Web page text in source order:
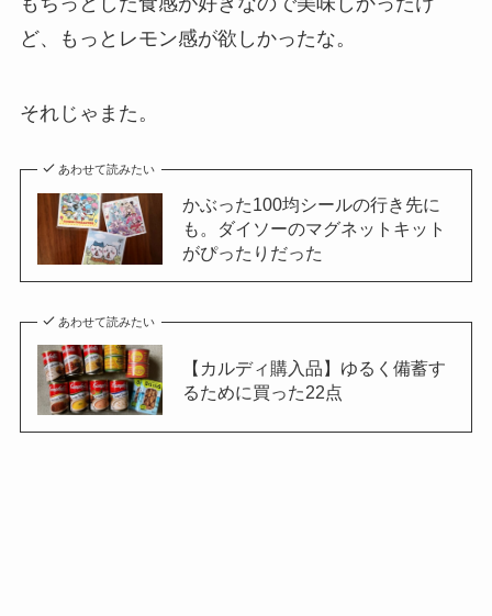
ど、もっとレモン感が欲しかったな。
それじゃまた。
あわせて読みたい
かぶった100均シールの行き先に
も。ダイソーのマグネットキット
がぴったりだった
あわせて読みたい
【カルディ購入品】ゆるく備蓄す
るために買った22点